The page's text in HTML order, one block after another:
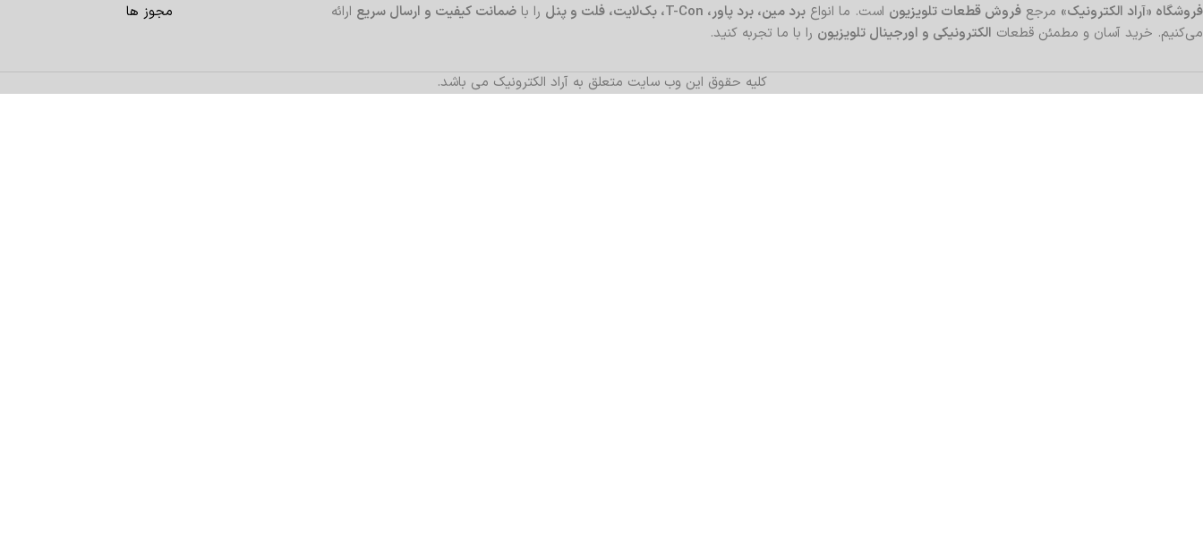
فروشگاه «آراد الکترونیک» مرجع فروش قطعات تلویزیون است. ما انواع برد مین، برد پاور، T-Con، بک‌لایت، فلت و پنل را با ضمانت کیفیت و ارسال سریع ارائه
می‌کنیم. خرید آسان و مطمئن قطعات الکترونیکی و اورجینال تلویزیون را با ما تجربه کنید.
مجوز ها
کلیه حقوق این وب سایت متعلق به آراد الکترونیک می باشد.